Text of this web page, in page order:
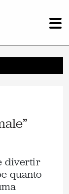
divertir
quanto